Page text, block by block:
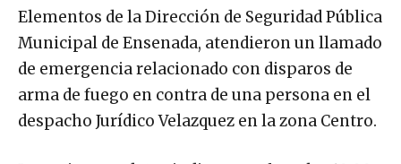
Elementos de la Dirección de Seguridad Pública
Municipal de Ensenada, atendieron un llamado
de emergencia relacionado con disparos de
arma de fuego en contra de una persona en el
despacho Jurídico Velazquez en la zona Centro.